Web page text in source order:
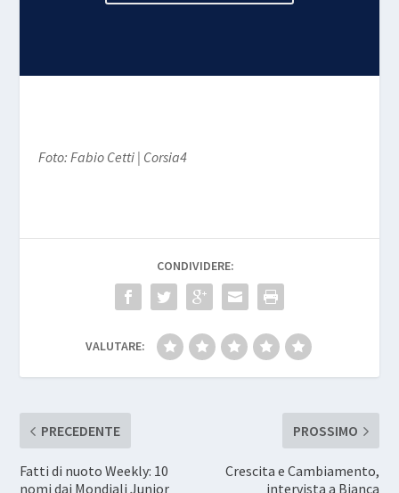
Foto: Fabio Cetti | Corsia4
CONDIVIDERE:
VALUTARE:
PRECEDENTE
Fatti di nuoto Weekly: 10
nomi dai Mondiali Junior
PROSSIMO
Crescita e Cambiamento,
intervista a Bianca